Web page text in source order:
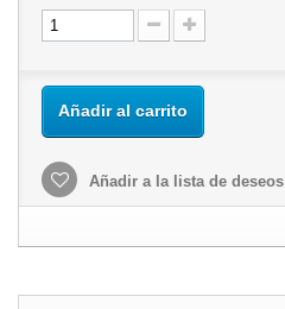
Añadir al carrito
Añadir a la lista de deseos